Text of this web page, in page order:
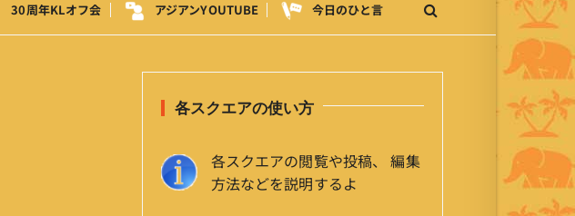
30周年KLオフ会 アジアンYOUTUBE 今日のひと言
各スクエアの使い方
各スクエアの閲覧や投稿、 編集
方法などを説明するよ